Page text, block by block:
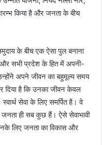
किया है और जनता के बीच
के बीच एक ऐसा पुल बनाना
सभी प्रदेश के हित में अपनी-
अपने जीवन का बहुमूल्य समय
दिया है कि उनका जीवन केवल
सेवा के लिए समर्पित है। वे
ही सब कुछ हैं। ऐसे सेवाभावी
लिए जनता का विकास और